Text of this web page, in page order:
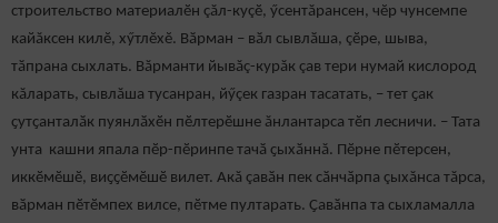
строительство материалӗн çăл-куçӗ, ӳсентăрансен, чĕр чунсемпе
кайăксен килĕ, хӳтлĕхĕ. Вӑрман – вӑл сывлӑша, çӗре, шыва,
тӑпрана сыхлать. Вăрманти йывăç-курăк çав тери нумай кислород
кăларать, сывлăша тусанран, йӳçек газран тасатать, – тет ҫак
ҫутҫанталӑк пуянлӑхӗн пӗлтерӗшне ăнлантарса тӗп лесничи. – Тата
унта кашни япала пӗр-пӗринпе тачӑ ҫыхӑннă. Пӗрне пӗтерсен,
иккӗмӗшӗ, виҫҫӗмӗшӗ вилет. Акă çавӑн пек сӑнчӑрпа çыхăнса тăрса,
вӑрман пӗтӗмпех вилсе, пӗтме пултарать. Ҫавӑнпа та сыхламалла